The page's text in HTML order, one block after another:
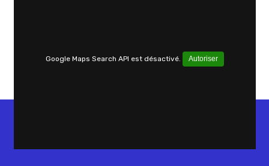
Google Maps Search API est désactivé. Autoriser